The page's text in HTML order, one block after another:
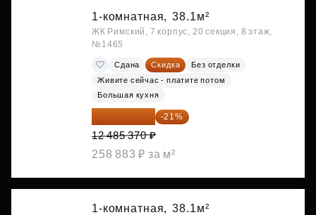
1-комнатная, 38.1м²
ЖК Римский, 7 корпус, 20 секция, 8 этаж,
№1465
Сдана Скидка
Без отделки
Живите сейчас - платите потом
Большая кухня
-21%
12 485 370 ₽
258 883 ₽ за м²
1-комнатная, 38.1м²